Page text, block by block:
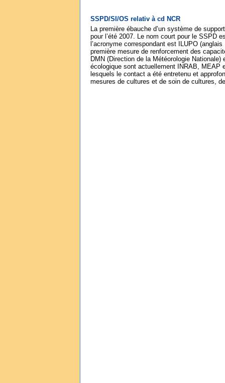
SSPD/SI/OS relativ à cd NCR
La première ébauche d’un système de
pour l’été 2007. Le nom court pour le SSPD
l’acronyme correspondant est ILUPO
première mesure de renforcement des
DMN (Direction de la Météorologie
écologique sont actuellement INRAB, MEAP
lesquels le contact a été entretenu et
mesures de cultures et de soin de cultures,